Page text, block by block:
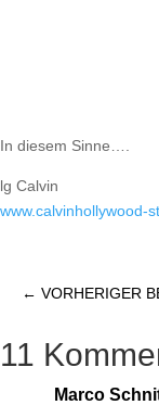
In diesem Sinne….
lg Calvin
www.calvinhollywood-
← VORHERIGER
11
Marco